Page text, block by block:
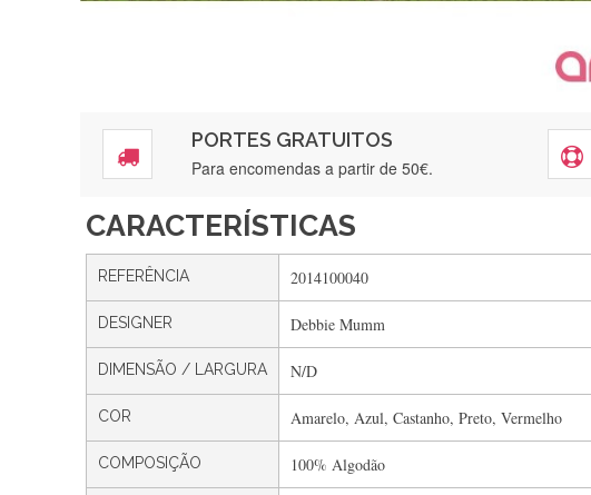
PORTES GRATUITOS
Para encomendas a partir de 50€.
CARACTERÍSTICAS
REFERÊNCIA 2014100040
DESIGNER Debbie Mumm
DIMENSÃO / LARGURA N/D
COR Amarelo, Azul, Castanho, Preto, Vermelho
COMPOSIÇÃO 100% Algodão